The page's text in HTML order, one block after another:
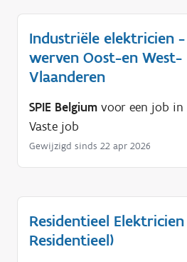
Industriële elektricien -
werven Oost-en West-
Vlaanderen
SPIE Belgium voor een job in
Vaste job
Gewijzigd sinds 22 apr 2026
Residentieel
Residentieel)